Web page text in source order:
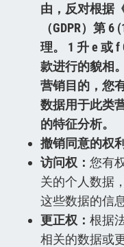
由，反对根据
（GDPR）第
理。 1 升 e 或
款进行的貌相
营销目的，您
数据用于此类
的特征分析。
撤销同意的权
访问权：您有
关的个人数据
这些数据的信
更正权：根据
相关的数据或